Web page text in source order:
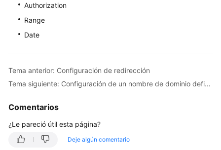
Authorization
Range
Date
Tema anterior: Configuración de redirección
Tema siguiente: Configuración de un nombre de dominio definido por el usuario
Comentarios
¿Le pareció útil esta página?
Deje algún comentario